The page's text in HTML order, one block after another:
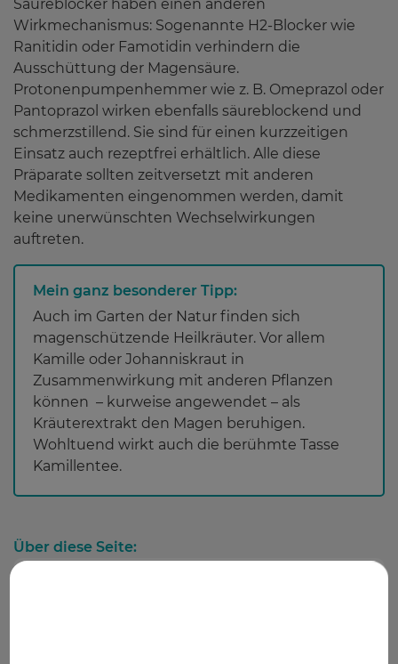
Säureblocker haben einen anderen
Wirkmechanismus: Sogenannte H2-Blocker wie
Ranitidin oder Famotidin verhindern die
Ausschüttung der Magensäure.
Protonenpumpenhemmer wie z. B. Omeprazol oder
Pantoprazol wirken ebenfalls säureblockend und
schmerzstillend. Sie sind für einen kurzzeitigen
Einsatz auch rezeptfrei erhältlich. Alle diese
Präparate sollten zeitversetzt mit anderen
Medikamenten eingenommen werden, damit
keine unerwünschten Wechselwirkungen
auftreten.
Mein ganz besonderer Tipp:
Auch im Garten der Natur finden sich
magenschützende Heilkräuter. Vor allem
Kamille oder Johanniskraut in
Zusammenwirkung mit anderen Pflanzen
können – kurweise angewendet – als
Kräuterextrakt den Magen beruhigen.
Wohltuend wirkt auch die berühmte Tasse
Kamillentee.
Über diese Seite: